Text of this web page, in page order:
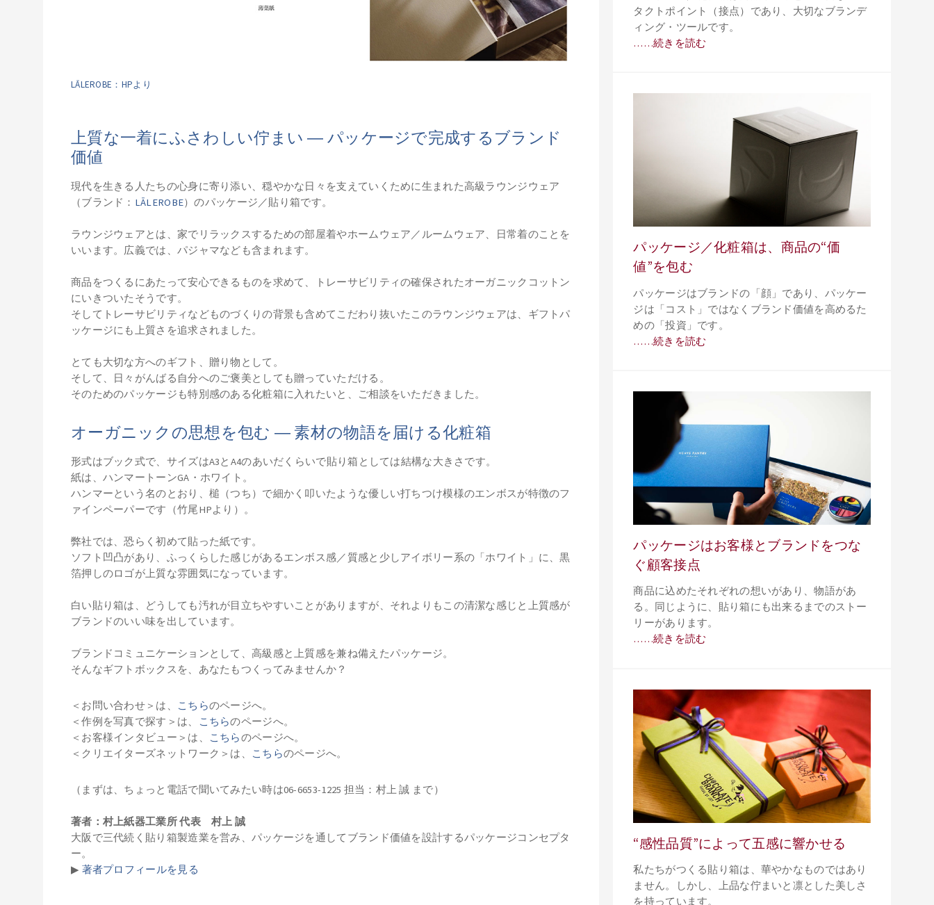
LĀLEROBE：HPより
上質な一着にふさわしい佇まい ― パッケージで完成するブランド
価値
現代を生きる人たちの心身に寄り添い、穏やかな日々を支えていくために生まれた高級ラウンジウェア
（ブランド： LĀLEROBE）のパッケージ／貼り箱です。
ラウンジウェアとは、家でリラックスするための部屋着やホームウェア／ルームウェア、日常着のことを
いいます。広義では、パジャマなども含まれます。
商品をつくるにあたって安心できるものを求めて、トレーサビリティの確保されたオーガニックコットン
にいきついたそうです。
そしてトレーサビリティなどものづくりの背景も含めてこだわり抜いたこのラウンジウェアは、ギフトパ
ッケージにも上質さを追求されました。
とても大切な方へのギフト、贈り物として。
そして、日々がんばる自分へのご褒美としても贈っていただける。
そのためのパッケージも特別感のある化粧箱に入れたいと、ご相談をいただきました。
オーガニックの思想を包む ― 素材の物語を届ける化粧箱
形式はブック式で、サイズはA3とA4のあいだくらいで貼り箱としては結構な大きさです。
紙は、ハンマートーンGA・ホワイト。
ハンマーという名のとおり、槌（つち）で細かく叩いたような優しい打ちつけ模様のエンボスが特徴のフ
ァインペーパーです（竹尾HPより）。
弊社では、恐らく初めて貼った紙です。
ソフト凹凸があり、ふっくらした感じがあるエンボス感／質感と少しアイボリー系の「ホワイト」に、黒
箔押しのロゴが上質な雰囲気になっています。
白い貼り箱は、どうしても汚れが目立ちやすいことがありますが、それよりもこの清潔な感じと上質感が
ブランドのいい味を出しています。
ブランドコミュニケーションとして、高級感と上質感を兼ね備えたパッケージ。
そんなギフトボックスを、あなたもつくってみませんか？
＜お問い合わせ＞は、 こちらのページへ。
＜作例を写真で探す＞は、
こちらのページへ。
＜お客様インタビュー＞は、
こちらのページへ。
＜クリエイターズネットワーク＞は、
こちらのページへ。
（まずは、ちょっと電話で聞いてみたい時は06-6653-1225 担当：村上 誠 まで）
著者：村上紙器工業所 代表 村上 誠
大阪で三代続く貼り箱製造業を営み、パッケージを通してブランド価値を設計するパッケージコンセプタ
ー。
▶︎ 著者プロフィールを見る
タクトポイント（接点）であり、大切なブランデ
ィング・ツールです。
……続きを読む
パッケージ／化粧箱は、商品の“価
値”を包む
パッケージはブランドの「顔」であり、パッケー
ジは「コスト」ではなくブランド価値を高めるた
めの「投資」です。
……続きを読む
パッケージはお客様とブランドをつな
ぐ顧客接点
商品に込めたそれぞれの想いがあり、物語があ
る。同じように、貼り箱にも出来るまでのストー
リーがあります。
……続きを読む
“感性品質”によって五感に響かせる
私たちがつくる貼り箱は、華やかなものではあり
ません。しかし、上品な佇まいと凛とした美しさ
を持っています。